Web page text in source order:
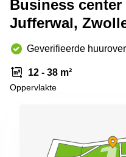
in Arnhem
Coworking
Hilversum
Coworking
space
Zwolle
Kantoor
Business
Jufferwal,
Geverifieerde
12 - 38 m²
Oppervlakte